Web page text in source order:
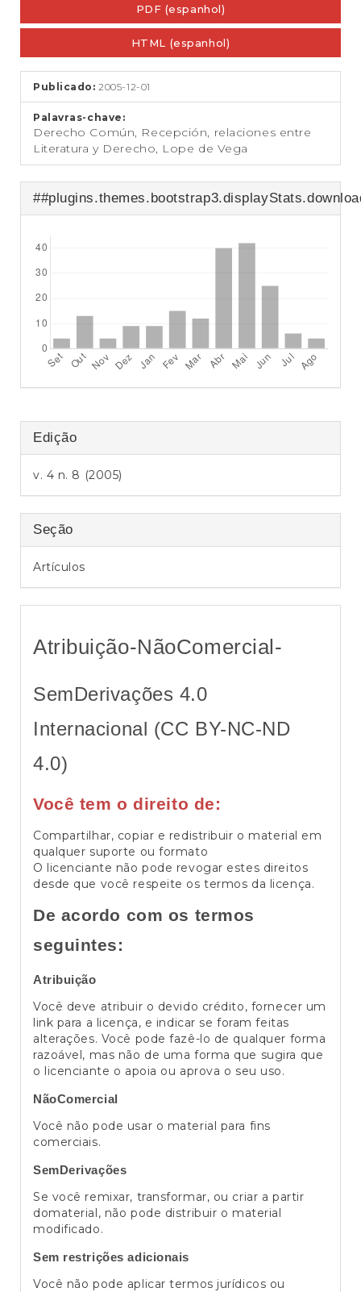
d
p
a
l
lateral
artigos
PDF (espanhol)
HTML (espanhol)
Publicado:2005-12-01
Palavras-chave:
Derecho Común, Recepción, relaciones entre
Literatura y Derecho, Lope de Vega
Edição
v. 4 n. 8 (2005)
Seção
Artículos
Atribuição-NãoComercial-
SemDerivações 4.0
Internacional (CC BY-NC-ND
4.0)
Você tem o direito de:
Compartilhar, copiar e redistribuir o material em
qualquer suporte ou formato
O licenciante não pode revogar estes direitos
desde que você respeite os termos da licença.
De acordo com os termos
seguintes:
Atribuição
Você deve atribuir o devido crédito, fornecer um
link para a licença, e indicar se foram feitas
alterações. Você pode fazê-lo de qualquer forma
razoável, mas não de uma forma que sugira que
o licenciante o apoia ou aprova o seu uso.
NãoComercial
Você não pode usar o material para fins
comerciais.
SemDerivações
Se você remixar, transformar, ou criar a partir
domaterial, não pode distribuir o material
modificado.
Sem restrições adicionais
Você não pode aplicar termos jurídicos ou